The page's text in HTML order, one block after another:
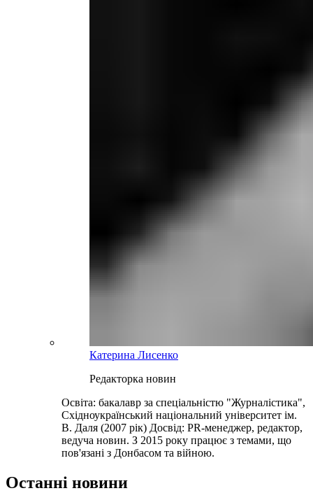
Катерина Лисенко
Редакторка новин
Освіта: бакалавр за спеціальністю "Журналістика",
Східноукраїнський національний університет ім.
В. Даля (2007 рік) Досвід: PR-менеджер, редактор,
ведуча новин. З 2015 року працює з темами, що
пов'язані з Донбасом та війною.
Останні новини